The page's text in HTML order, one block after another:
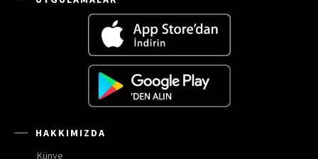
HAKKIMIZDA
Künye